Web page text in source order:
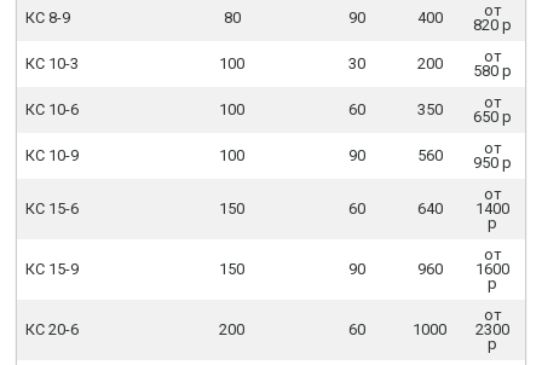
КС 8-9 80 90 400
от
820 р
КС 10-3 100 30 200
от
580 р
КС 10-6 100 60 350
от
650 р
КС 10-9 100 90 560
от
950 р
КС 15-6 150 60 640
от
1400
р
КС 15-9 150 90 960
от
1600
р
КС 20-6 200 60 1000
от
2300
р